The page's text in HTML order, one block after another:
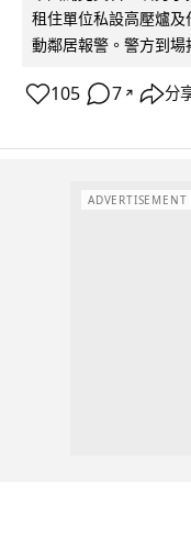
租住單位私設高壓爐
動鄰居報警。警方到場
105 7 ↗ 分
ADVERTISEMENT